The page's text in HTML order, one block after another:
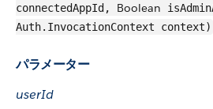
connectedAppId, Boolean
Auth.InvocationContext context)
パラメーター
userId